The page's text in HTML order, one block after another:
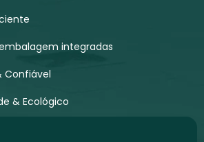
integradas
Confiável
& Ecológico